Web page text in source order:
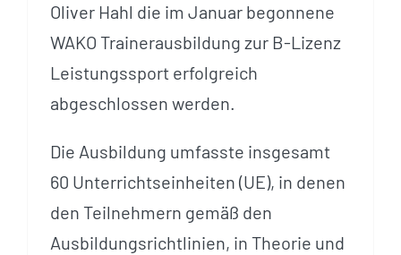
Oliver Hahl die im Januar begonnene
WAKO Trainerausbildung zur B-Lizenz
Leistungssport erfolgreich
abgeschlossen werden.
Die Ausbildung umfasste insgesamt
60 Unterrichtseinheiten (UE), in denen
den Teilnehmern gemäß den
Ausbildungsrichtlinien, in Theorie und